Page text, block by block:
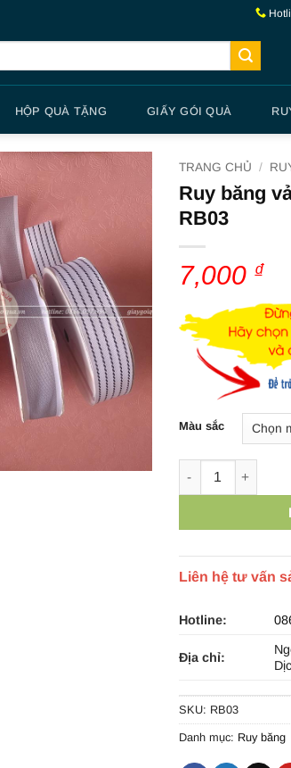
HỘP QUÀ TẶNG GIẤY GÓI QUÀ
TRANG CHỦ /
Ruy băng
RB03
7,000 ₫
Màu sắc
Liên hệ tư vấn
Hotline:
Địa chỉ:
SKU: RB03
Danh mục: Ruy băng